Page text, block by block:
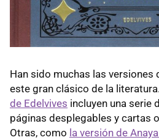
Han sido muchas las versiones
este gran clásico de la
de Edelvives incluyen una serie
páginas desplegables y cartas
Otras, como la versión de